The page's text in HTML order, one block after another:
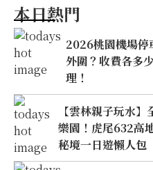
本日熱門
2026桃園機場停
外圍？收費各多
理！
【雲林親子玩水
樂園！虎尾632高
秘境一日遊懶人包